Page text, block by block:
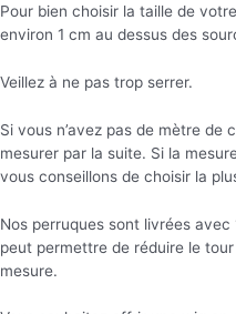
Pour bien choisir la taille de
environ 1 cm au dessus des
Veillez à ne pas trop serrer.
Si vous n’avez pas de mètre de
mesurer par la suite. Si la
vous conseillons de choisir la
Nos perruques sont livrées avec
peut permettre de réduire le
mesure.